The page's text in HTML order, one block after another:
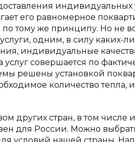
индивидуальных
его равномерное
по тому же принципу. Но не
одним, в силу каких-
индивидуальные
услуг совершается по
решены установкой
количество тепла,
других стран, в том числе
для России. Можно